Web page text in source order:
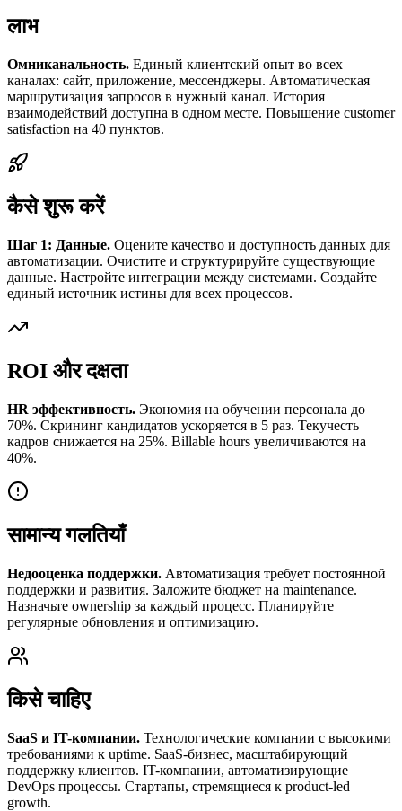
लाभ
Омниканальность. Единый клиентский опыт во всех
каналах: сайт, приложение, мессенджеры. Автоматическая
маршрутизация запросов в нужный канал. История
взаимодействий доступна в одном месте. Повышение customer
satisfaction на 40 пунктов.
कैसे शुरू करें
Шаг 1: Данные. Оцените качество и доступность данных для
автоматизации. Очистите и структурируйте существующие
данные. Настройте интеграции между системами. Создайте
единый источник истины для всех процессов.
ROI और दक्षता
HR эффективность. Экономия на обучении персонала до
70%. Скрининг кандидатов ускоряется в 5 раз. Текучесть
кадров снижается на 25%. Billable hours увеличиваются на
40%.
सामान्य गलतियाँ
Недооценка поддержки. Автоматизация требует постоянной
поддержки и развития. Заложите бюджет на maintenance.
Назначьте ownership за каждый процесс. Планируйте
регулярные обновления и оптимизацию.
किसे चाहिए
SaaS и IT-компании. Технологические компании с высокими
требованиями к uptime. SaaS-бизнес, масштабирующий
поддержку клиентов. IT-компании, автоматизирующие
DevOps процессы. Стартапы, стремящиеся к product-led
growth.